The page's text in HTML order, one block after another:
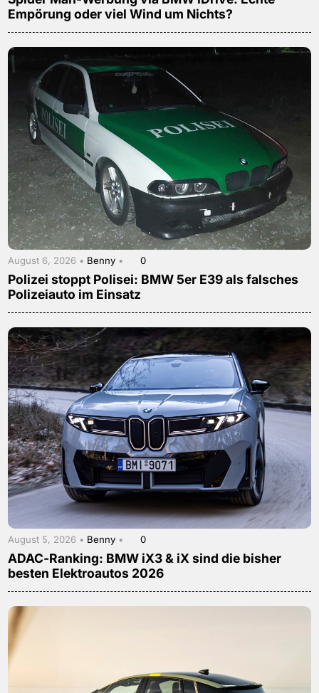
Empörung oder viel Wind um Nichts?
August 6, 2026 • Benny • 0
Polizei stoppt Polisei: BMW 5er E39 als falsches
Polizeiauto im Einsatz
August 5, 2026 • Benny • 0
ADAC-Ranking: BMW iX3 & iX sind die bisher
besten Elektroautos 2026